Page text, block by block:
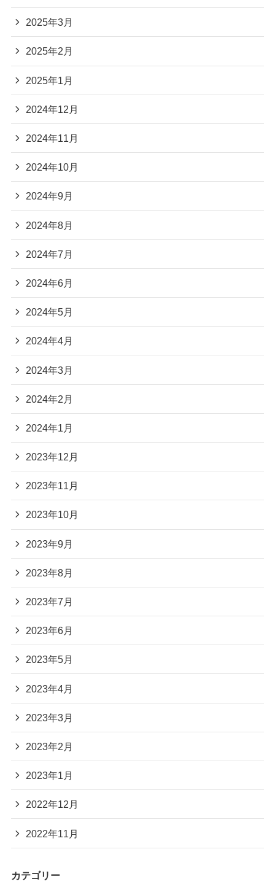
2025年3月
2025年2月
2025年1月
2024年12月
2024年11月
2024年10月
2024年9月
2024年8月
2024年7月
2024年6月
2024年5月
2024年4月
2024年3月
2024年2月
2024年1月
2023年12月
2023年11月
2023年10月
2023年9月
2023年8月
2023年7月
2023年6月
2023年5月
2023年4月
2023年3月
2023年2月
2023年1月
2022年12月
2022年11月
カテゴリー